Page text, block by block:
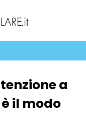
a
il modo